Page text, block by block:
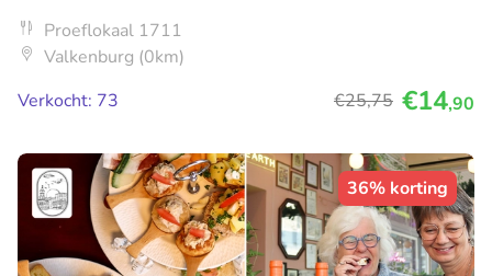
Proeflokaal 1711
Valkenburg (0km)
Verkocht: 73
€25,75 €14,90
36% korting